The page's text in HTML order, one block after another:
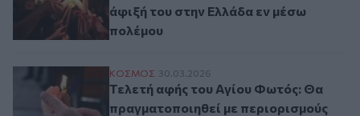
άφιξή του στην Ελλάδα εν μέσω
πολέμου
Τελετή αφής του Αγίου Φωτός: Θα
ΚΟΣΜΟΣ 30.03.2026
Τελετή αφής του Αγίου Φωτός: Θα
πραγματοποιηθεί με περιορισμούς